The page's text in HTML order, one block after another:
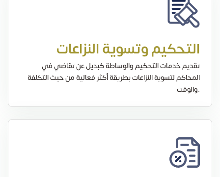
التحكيم وتسوية النزاعات
تقديم خدمات التحكيم والوساطة كبديل عن تقاضي في
المحاكم لتسوية النزاعات بطريقة أكثر فعالية من حيث التكلفة
والوقت.